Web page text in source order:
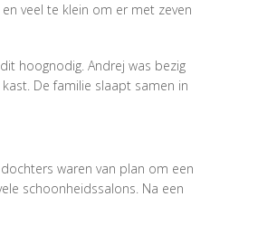
veel te klein om er met zeven
hoognodig. Andrej was bezig
De familie slaapt samen in
waren van plan om een
schoonheidssalons. Na een